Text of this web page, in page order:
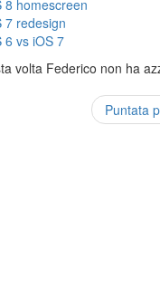
8 homescreen
7 redesign
6 vs iOS 7
volta Federico non ha
Puntata